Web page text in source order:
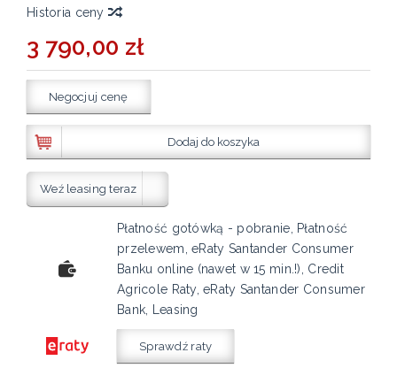
Historia ceny
3 790,00 zł
Negocjuj cenę
Dodaj do koszyka
Weź leasing teraz
Płatność gotówką - pobranie, Płatność
przelewem, eRaty Santander Consumer
Banku online (nawet w 15 min.!), Credit
Agricole Raty, eRaty Santander Consumer
Bank, Leasing
Sprawdź raty